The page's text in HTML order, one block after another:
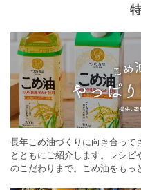
長年こめ油づくりに向き合っ
とともにご紹介します。レシ
のこだわりまで。こめ油をもっ